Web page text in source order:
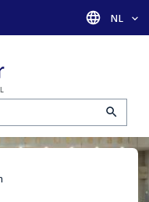
Taal
NL